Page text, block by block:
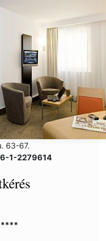
63-67.
1-2279614
****